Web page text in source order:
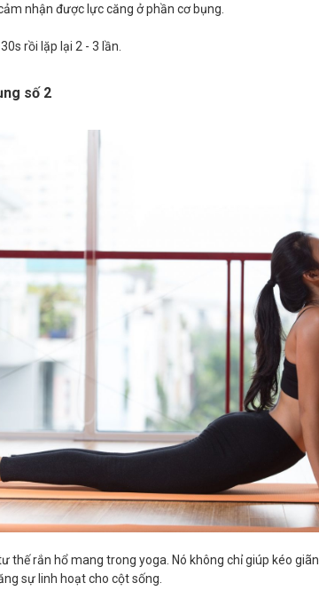
nhận được lực căng ở phần cơ bụng.
rồi lặp lại 2 - 3 lần.
số 2
thế rắn hổ mang trong yoga. Nó không chỉ giúp kéo
sự linh hoạt cho cột sống.